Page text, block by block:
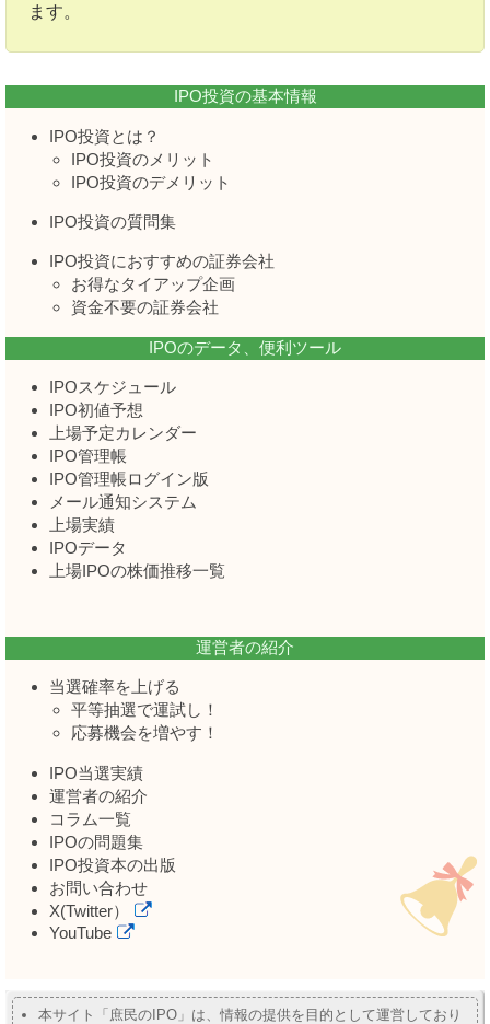
ます。
IPO投資の基本情報
IPO投資とは？
IPO投資のメリット
IPO投資のデメリット
IPO投資の質問集
IPO投資におすすめの証券会社
お得なタイアップ企画
資金不要の証券会社
IPOのデータ、便利ツール
IPOスケジュール
IPO初値予想
上場予定カレンダー
IPO管理帳
IPO管理帳ログイン版
メール通知システム
上場実績
IPOデータ
上場IPOの株価推移一覧
運営者の紹介
当選確率を上げる
平等抽選で運試し！
応募機会を増やす！
IPO当選実績
運営者の紹介
コラム一覧
IPOの問題集
IPO投資本の出版
お問い合わせ
X(Twitter）
YouTube
本サイト「庶民のIPO」は、情報の提供を目的として運営しており